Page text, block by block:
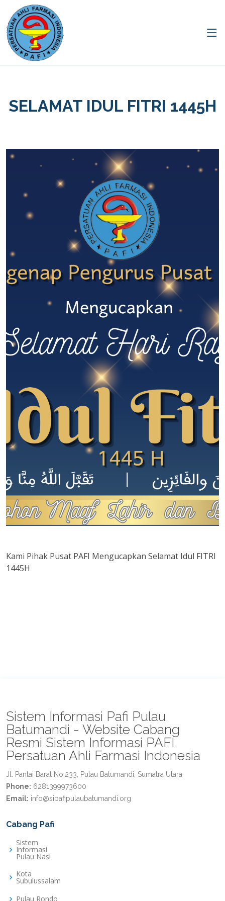
SELAMAT IDUL FITRI 1445H
Kami Pihak Pusat PAFI Mengucapkan Selamat Idul FITRI
1445H
Sistem Informasi Pafi Pulau
Batumandi - Website Cabang
Resmi Sistem Informasi PAFI
Persatuan Ahli Farmasi Indonesia
Jl. Pantai Barat No.233, Pulau Batumandi, Sumatra Utara
Phone: 6281399973600
Email: info@sipafipulaubatumandi.org
Cabang Pafi
Sistem
Informasi
Pulau Nasi
Kota
Subulussalam
Pulau Rondo